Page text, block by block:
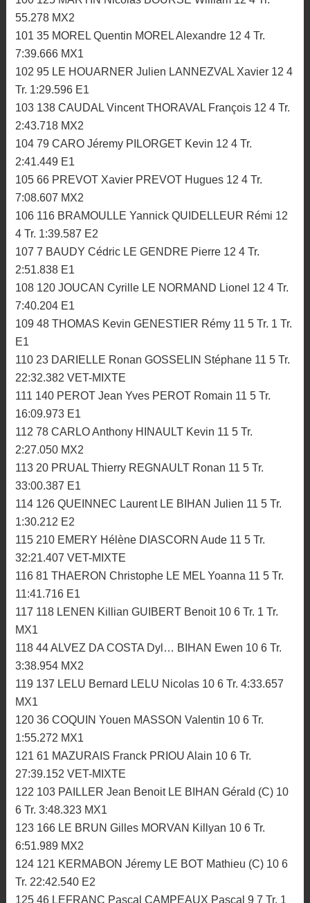
55.278 MX2
101 35 MOREL Quentin MOREL Alexandre 12 4 Tr.
7:39.666 MX1
102 95 LE HOUARNER Julien LANNEZVAL Xavier 12 4
Tr. 1:29.596 E1
103 138 CAUDAL Vincent THORAVAL François 12 4 Tr.
2:43.718 MX2
104 79 CARO Jéremy PILORGET Kevin 12 4 Tr.
2:41.449 E1
105 66 PREVOT Xavier PREVOT Hugues 12 4 Tr.
7:08.607 MX2
106 116 BRAMOULLE Yannick QUIDELLEUR Rémi 12
4 Tr. 1:39.587 E2
107 7 BAUDY Cédric LE GENDRE Pierre 12 4 Tr.
2:51.838 E1
108 120 JOUCAN Cyrille LE NORMAND Lionel 12 4 Tr.
7:40.204 E1
109 48 THOMAS Kevin GENESTIER Rémy 11 5 Tr. 1 Tr.
E1
110 23 DARIELLE Ronan GOSSELIN Stéphane 11 5 Tr.
22:32.382 VET-MIXTE
111 140 PEROT Jean Yves PEROT Romain 11 5 Tr.
16:09.973 E1
112 78 CARLO Anthony HINAULT Kevin 11 5 Tr.
2:27.050 MX2
113 20 PRUAL Thierry REGNAULT Ronan 11 5 Tr.
33:00.387 E1
114 126 QUEINNEC Laurent LE BIHAN Julien 11 5 Tr.
1:30.212 E2
115 210 EMERY Hélène DIASCORN Aude 11 5 Tr.
32:21.407 VET-MIXTE
116 81 THAERON Christophe LE MEL Yoanna 11 5 Tr.
11:41.716 E1
117 118 LENEN Killian GUIBERT Benoit 10 6 Tr. 1 Tr.
MX1
118 44 ALVEZ DA COSTA Dyl… BIHAN Ewen 10 6 Tr.
3:38.954 MX2
119 137 LELU Bernard LELU Nicolas 10 6 Tr. 4:33.657
MX1
120 36 COQUIN Youen MASSON Valentin 10 6 Tr.
1:55.272 MX1
121 61 MAZURAIS Franck PRIOU Alain 10 6 Tr.
27:39.152 VET-MIXTE
122 103 PAILLER Jean Benoit LE BIHAN Gérald (C) 10
6 Tr. 3:48.323 MX1
123 166 LE BRUN Gilles MORVAN Killyan 10 6 Tr.
6:51.989 MX2
124 121 KERMABON Jéremy LE BOT Mathieu (C) 10 6
Tr. 22:42.540 E2
125 46 LEFRANC Pascal CAMPEAUX Pascal 9 7 Tr. 1